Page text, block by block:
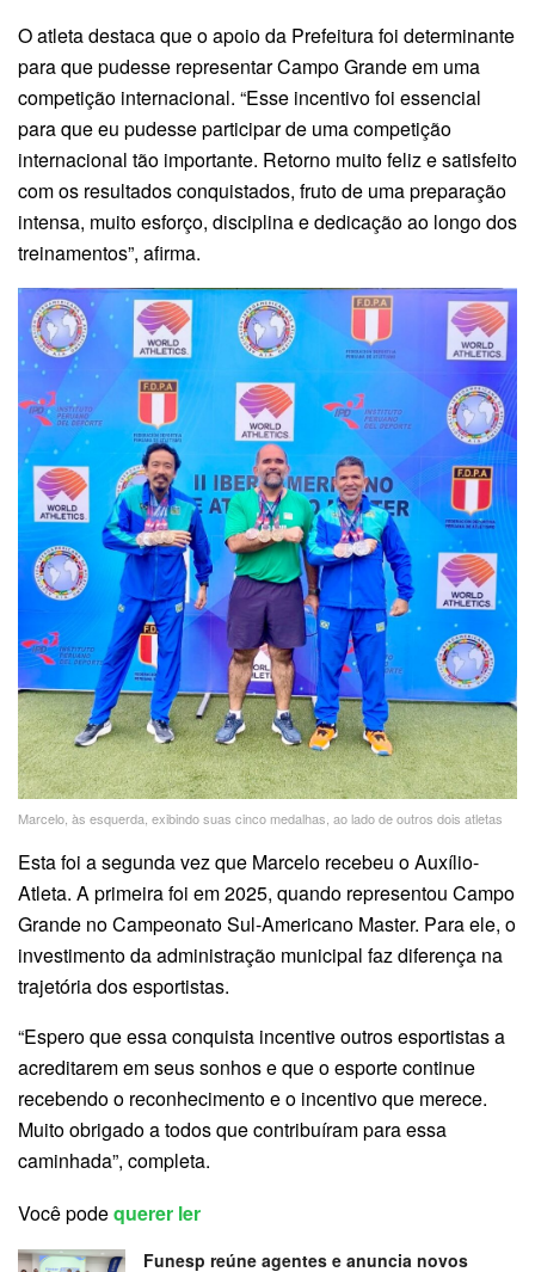
O atleta destaca que o apoio da Prefeitura foi determinante
para que pudesse representar Campo Grande em uma
competição internacional. “Esse incentivo foi essencial
para que eu pudesse participar de uma competição
internacional tão importante. Retorno muito feliz e satisfeito
com os resultados conquistados, fruto de uma preparação
intensa, muito esforço, disciplina e dedicação ao longo dos
treinamentos”, afirma.
Marcelo, às esquerda, exibindo suas cinco medalhas, ao lado de outros dois atletas
Esta foi a segunda vez que Marcelo recebeu o Auxílio-
Atleta. A primeira foi em 2025, quando representou Campo
Grande no Campeonato Sul-Americano Master. Para ele, o
investimento da administração municipal faz diferença na
trajetória dos esportistas.
“Espero que essa conquista incentive outros esportistas a
acreditarem em seus sonhos e que o esporte continue
recebendo o reconhecimento e o incentivo que merece.
Muito obrigado a todos que contribuíram para essa
caminhada”, completa.
Você podequerer ler
Funesp reúne agentes e anuncia novos